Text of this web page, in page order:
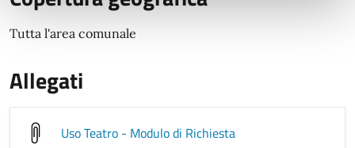
Tutta l'area comunale
Allegati
Uso Teatro - Modulo di Richiesta